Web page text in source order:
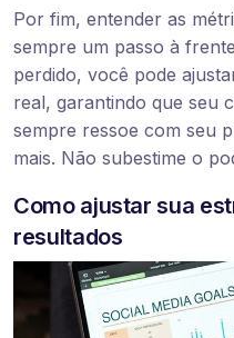
Por fim, entender as
sempre um passo à
perdido, você pode
real, garantindo que seu
sempre ressoe com seu
mais. Não subestime o
Como ajustar sua
resultados